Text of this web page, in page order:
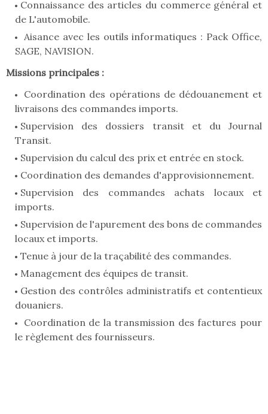
Connaissance des articles du commerce général et
de L'automobile.
Aisance avec les outils informatiques : Pack Office,
SAGE, NAVISION.
Missions principales :
Coordination des opérations de dédouanement et
livraisons des commandes imports.
Supervision des dossiers transit et du Journal
Transit.
Supervision du calcul des prix et entrée en stock.
Coordination des demandes d'approvisionnement.
Supervision des commandes achats locaux et
imports.
Supervision de l'apurement des bons de commandes
locaux et imports.
Tenue à jour de la traçabilité des commandes.
Management des équipes de transit.
Gestion des contrôles administratifs et contentieux
douaniers.
Coordination de la transmission des factures pour
le règlement des fournisseurs.